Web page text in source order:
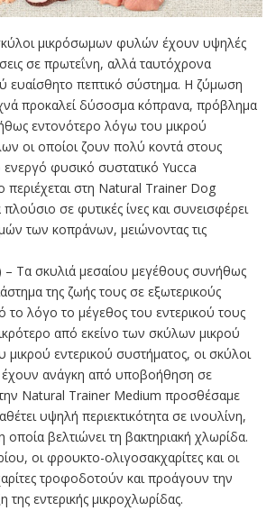
μικρόσωμων φυλών έχουν υψηλές
σε πρωτεΐνη, αλλά ταυτόχρονα
ευαίσθητο πεπτικό σύστημα. Η ζύμωση
προκαλεί δύσοσμα κόπρανα, πρόβλημα
εντονότερο λόγω του μικρού
οι οποίοι ζουν πολύ κοντά στους
φυσικό συστατικό Yucca
περιέχεται στη Natural Trainer Dog
πλούσιο σε φυτικές ίνες και συνεισφέρει
των κοπράνων, μειώνοντας τις
– Τα σκυλιά μεσαίου μεγέθους συνήθως
της ζωής τους σε εξωτερικούς
το λόγο το μέγεθος του εντερικού τους
από εκείνο των σκύλων μικρού
εντερικού συστήματος, οι σκύλοι
έχουν ανάγκη από υποβοήθηση σε
Natural Trainer Medium προσθέσαμε
υψηλή περιεκτικότητα σε ινουλίνη,
οποία βελτιώνει τη βακτηριακή χλωρίδα.
οι φρουκτο-ολιγοσακχαρίτες και οι
τροφοδοτούν και προάγουν την
εντερικής μικροχλωρίδας.